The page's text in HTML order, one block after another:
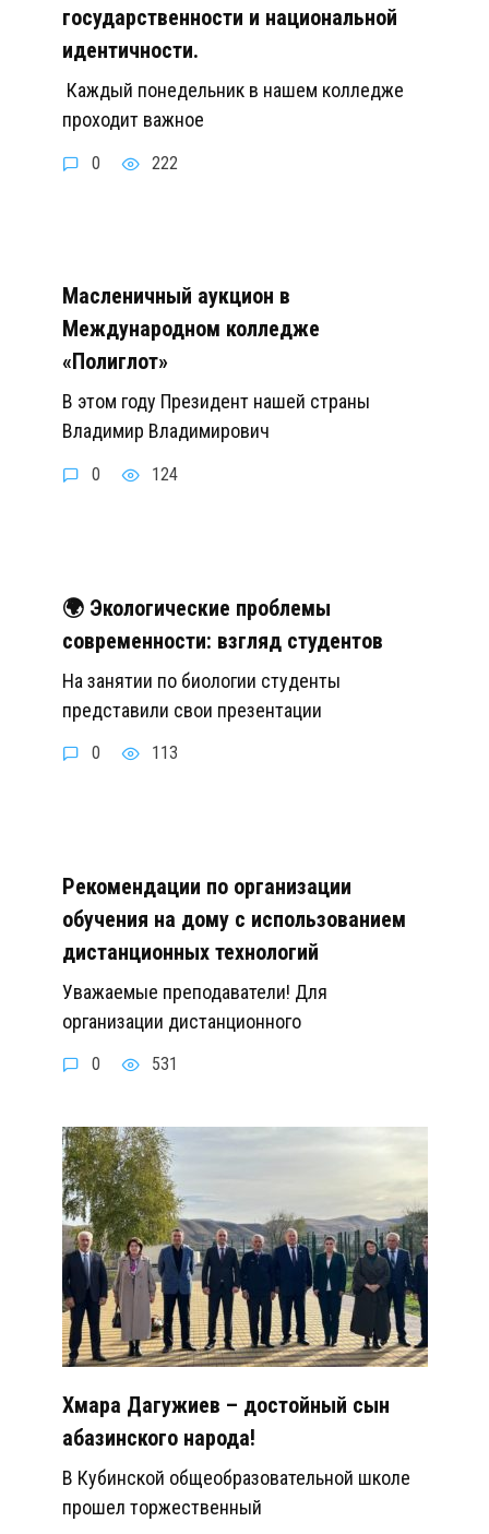
государственности и национальной
идентичности.
Каждый понедельник в нашем колледже
проходит важное
0 222
Масленичный аукцион в
Международном колледже
«Полиглот»
В этом году Президент нашей страны
Владимир Владимирович
0 124
🌍 Экологические проблемы
современности: взгляд студентов
На занятии по биологии студенты
представили свои презентации
0 113
Рекомендации по организации
обучения на дому с использованием
дистанционных технологий
Уважаемые преподаватели! Для
организации дистанционного
0 531
Хмара Дагужиев – достойный сын
абазинского народа!
В Кубинской общеобразовательной школе
прошел торжественный